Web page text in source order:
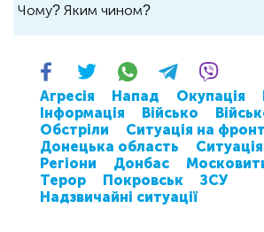
Чому? Яким чином?
Агресія Напад Окупація
Інформація
Військо
Обстріли
Ситуація на
Донецька область
Регіони
Донбас
Терор
Покровськ
ЗСУ
Надзвичайні ситуації